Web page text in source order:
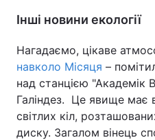
Інші новини екології
Нагадаємо, цікаве
навколо Місяця –
над станцією "Академік
Галіндез. Це явище має
світлих кіл,
диску. Загалом вінець